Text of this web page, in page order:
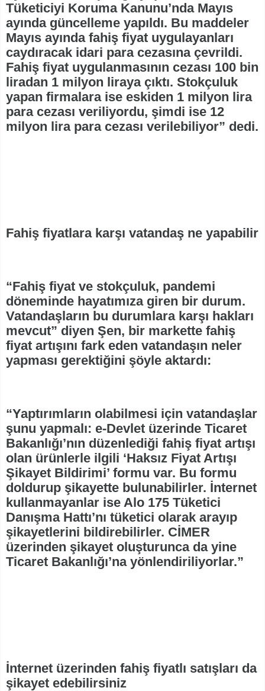
Tüketiciyi Koruma Kanunu’nda Mayıs
ayında güncelleme yapıldı. Bu maddeler
Mayıs ayında fahiş fiyat uygulayanları
caydıracak idari para cezasına çevrildi.
Fahiş fiyat uygulanmasının cezası 100 bin
liradan 1 milyon liraya çıktı. Stokçuluk
yapan firmalara ise eskiden 1 milyon lira
para cezası veriliyordu, şimdi ise 12
milyon lira para cezası verilebiliyor” dedi.
Fahiş fiyatlara karşı vatandaş ne yapabilir
“Fahiş fiyat ve stokçuluk, pandemi
döneminde hayatımıza giren bir durum.
Vatandaşların bu durumlara karşı hakları
mevcut” diyen Şen, bir markette fahiş
fiyat artışını fark eden vatandaşın neler
yapması gerektiğini şöyle aktardı:
“Yaptırımların olabilmesi için vatandaşlar
şunu yapmalı: e-Devlet üzerinde Ticaret
Bakanlığı’nın düzenlediği fahiş fiyat artışı
olan ürünlerle ilgili ‘Haksız Fiyat Artışı
Şikayet Bildirimi’ formu var. Bu formu
doldurup şikayette bulunabilirler. İnternet
kullanmayanlar ise Alo 175 Tüketici
Danışma Hattı’nı tüketici olarak arayıp
şikayetlerini bildirebilirler. CİMER
üzerinden şikayet oluşturunca da yine
Ticaret Bakanlığı’na yönlendiriliyorlar.”
İnternet üzerinden fahiş fiyatlı satışları da
şikayet edebilirsiniz